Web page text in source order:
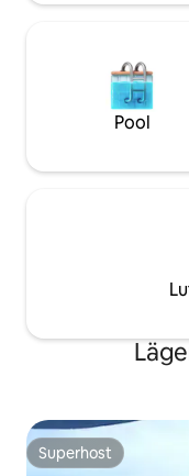
Pool
Superhost
Superhost